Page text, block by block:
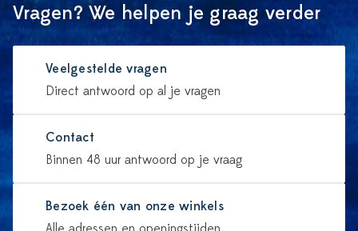
Vragen? We helpen je graag verder
Veelgestelde vragen
Direct antwoord op al je vragen
Contact
Binnen 48 uur antwoord op je vraag
Bezoek één van onze winkels